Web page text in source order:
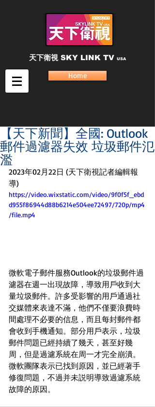
天下衛視 SKY LINK TV USA
Home
【天下新聞】全國: Outlook
郵件過濾器失效 垃圾郵件氾
濫
2023年02月22日 (天下衛視記者編輯報
導)
https://video.wixstatic.com/video/9f0f5f_ebd
d955f86944d88b6214e504ee72497/720p/mp4
/file.mp4
微軟電子郵件服務Outlook的垃圾郵件過
濾器在週一出現故障，導致用戶收到大
量垃圾郵件。許多受影響的用戶通過社
交媒體來表達不滿，他們不僅要浪費時
間處理不必要的信息，而且每封郵件都
會收到手機通知。部分用戶表示，垃圾
郵件問題已經持續了幾天，甚至好幾
周，但是過濾系統在周一才完全崩潰。
微軟團隊表示已找到原因，並已經著手
修復問題，不過并未説明導致過濾系統
故障的原因。